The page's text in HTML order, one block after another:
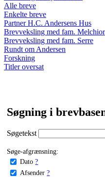
Alle breve
Enkelte breve
Partner H.C. Andersens Hus
Brevveksling med fam. Melchior
Brevveksling med fam. Serre
Rundt om Andersen
Forskning
Titler oversat
Søgning i
Søgetekst
Søge-afgrænsning:
Dato ?
Afsender ?